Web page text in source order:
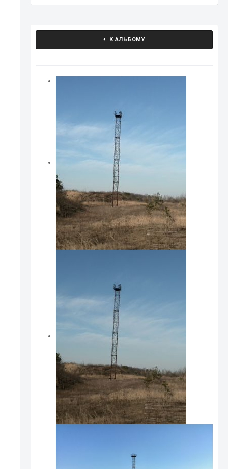
К АЛЬБОМУ